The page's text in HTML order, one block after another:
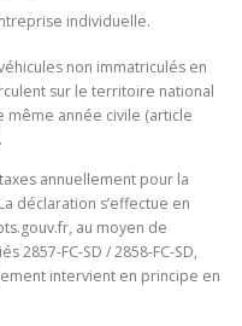
individuelle.
non immatriculés en
sur le territoire national
même année civile (article
annuellement pour la
déclaration s’effectue en
au moyen de
2857-FC-SD / 2858-FC-SD,
intervient en principe en